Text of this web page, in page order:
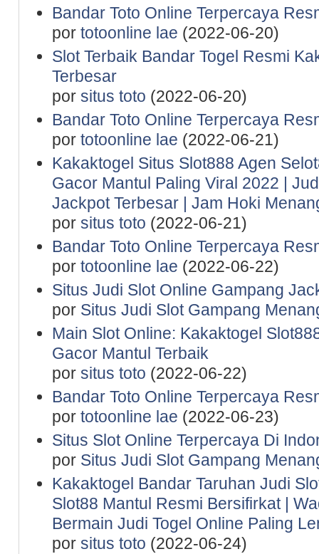
Bandar Toto Online Terpercaya
por totoonline lae (2022-06-20)
Slot Terbaik Bandar Togel Resmi
Terbesar
por situs toto (2022-06-20)
Bandar Toto Online Terpercaya
por totoonline lae (2022-06-21)
Kakaktogel Situs Slot888 Agen
Gacor Mantul Paling Viral 2022 |
Jackpot Terbesar | Jam Hoki
por situs toto (2022-06-21)
Bandar Toto Online Terpercaya
por totoonline lae (2022-06-22)
Situs Judi Slot Online Gampang
por Situs Judi Slot Gampang
Main Slot Online: Kakaktogel
Gacor Mantul Terbaik
por situs toto (2022-06-22)
Bandar Toto Online Terpercaya
por totoonline lae (2022-06-23)
Situs Slot Online Terpercaya Di
por Situs Judi Slot Gampang
Kakaktogel Bandar Taruhan Judi
Slot88 Mantul Resmi Bersifirkat |
Bermain Judi Togel Online Paling
por situs toto (2022-06-24)